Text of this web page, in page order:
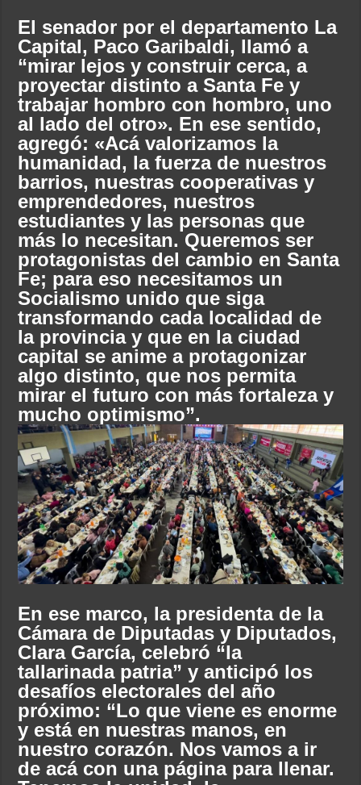
El senador por el departamento La
Capital, Paco Garibaldi, llamó a
“mirar lejos y construir cerca, a
proyectar distinto a Santa Fe y
trabajar hombro con hombro, uno
al lado del otro». En ese sentido,
agregó: «Acá valorizamos la
humanidad, la fuerza de nuestros
barrios, nuestras cooperativas y
emprendedores, nuestros
estudiantes y las personas que
más lo necesitan. Queremos ser
protagonistas del cambio en Santa
Fe; para eso necesitamos un
Socialismo unido que siga
transformando cada localidad de
la provincia y que en la ciudad
capital se anime a protagonizar
algo distinto, que nos permita
mirar el futuro con más fortaleza y
mucho optimismo”.
En ese marco, la presidenta de la
Cámara de Diputadas y Diputados,
Clara García, celebró “la
tallarinada patria” y anticipó los
desafíos electorales del año
próximo: “Lo que viene es enorme
y está en nuestras manos, en
nuestro corazón. Nos vamos a ir
de acá con una página para llenar.